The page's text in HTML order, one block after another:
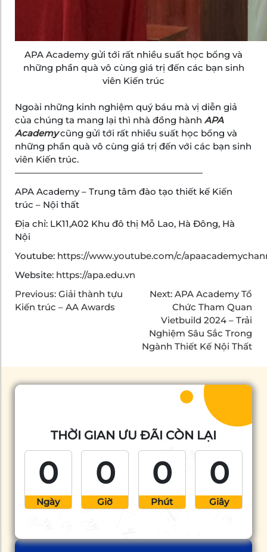
APA Academy gửi tới rất nhiều suất học bổng và
những phần quà vô cùng giá trị đến các bạn sinh
viên Kiến trúc
Ngoài những kinh nghiệm quý báu mà vị diễn giả
của chúng ta mang lại thì nhà đồng hành APA
Academycũng gửi tới rất nhiều suất học bổng và
những phần quà vô cùng giá trị đến với các bạn sinh
viên Kiến trúc.
—————————————————————
APA Academy – Trung tâm đào tạo thiết kế Kiến
trúc – Nội thất
Địa chỉ: LK11,A02 Khu đô thị Mỗ Lao, Hà Đông, Hà
Nội
Youtube: https://www.youtube.com/c/
Website: https://apa.edu.vn
Previous: Giải thành tựu
Kiến trúc – AA Awards
Next: APA Academy Tổ
Chức Tham Quan
Vietbuild 2024 – Trải
Nghiệm Sâu Sắc Trong
Ngành Thiết Kế Nội Thất
THỜI GIAN ƯU ĐÃI CÒN LẠI
0
Ngày
0
Giờ
0
Phút
0
Giây